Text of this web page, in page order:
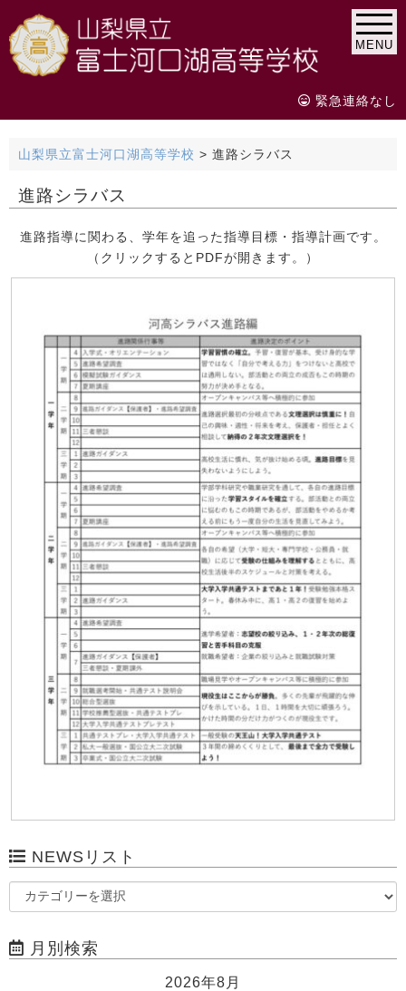
MENU
緊急連絡なし
山梨県立富士河口湖高等学校 > 進路シラバス
進路シラバス
進路指導に関わる、学年を追った指導目標・指導計画です。
（クリックするとPDFが開きます。）
NEWSリスト
月別検索
2026年8月